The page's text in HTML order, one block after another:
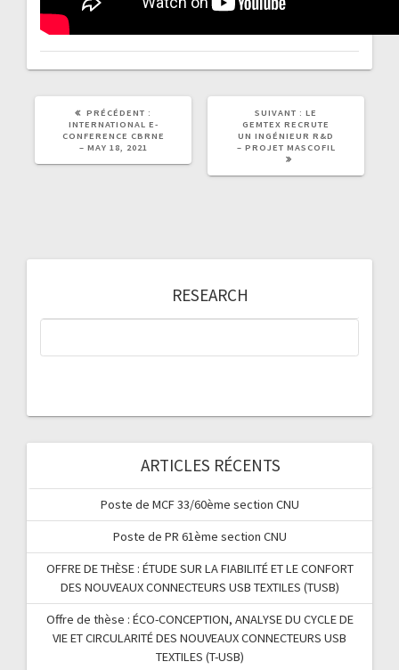
PRÉCÉDENT :
INTERNATIONAL E-
CONFERENCE CBRNE
– MAY 18, 2021
SUIVANT : LE
GEMTEX RECRUTE
UN INGÉNIEUR R&D
– PROJET MASCOFIL
RESEARCH
ARTICLES RÉCENTS
Poste de MCF 33/60ème section CNU
Poste de PR 61ème section CNU
OFFRE DE THÈSE : ÉTUDE SUR LA FIABILITÉ ET LE CONFORT
DES NOUVEAUX CONNECTEURS USB TEXTILES (TUSB)
Offre de thèse : ÉCO-CONCEPTION, ANALYSE DU CYCLE DE
VIE ET CIRCULARITÉ DES NOUVEAUX CONNECTEURS USB
TEXTILES (T-USB)